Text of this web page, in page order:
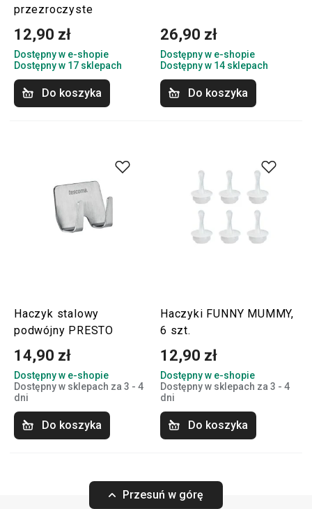
przezroczyste
12,90 zł
Dostępny w e-shopie
Dostępny w 17 sklepach
Do koszyka
26,90 zł
Dostępny w e-shopie
Dostępny w 14 sklepach
Do koszyka
Haczyk stalowy
podwójny PRESTO
14,90 zł
Dostępny w e-shopie
Dostępny w sklepach za 3 - 4
dni
Do koszyka
Haczyki FUNNY MUMMY,
6 szt.
12,90 zł
Dostępny w e-shopie
Dostępny w sklepach za 3 - 4
dni
Do koszyka
Przesuń w górę